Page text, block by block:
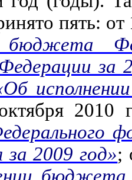
пять:
бюджета
за
за 2009 год»;